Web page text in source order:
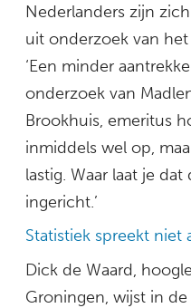
Nederlanders zijn
uit onderzoek van
‘Een minder
onderzoek van
Brookhuis, emeritus
inmiddels wel op,
lastig. Waar laat je
ingericht.’
Statistiek spreekt niet
Dick de Waard,
Groningen, wijst in de